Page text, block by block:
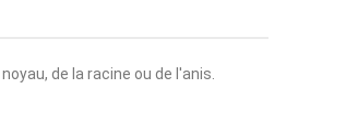
de la racine ou de l'anis.